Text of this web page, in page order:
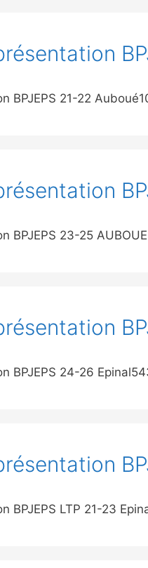
BPJEPS 21-22
BPJEPS 23-25
BPJEPS 24-26
BPJEPS LTP 21-23